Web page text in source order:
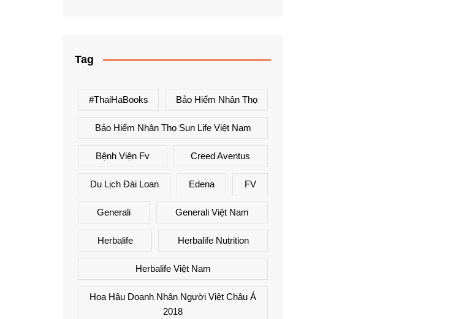
Tag
#ThaiHaBooks Bảo Hiểm Nhân Thọ
Bảo Hiểm Nhân Thọ Sun Life Việt Nam
Bệnh Viện Fv Creed Aventus
Du Lịch Đài Loan Edena FV
Generali Generali Việt Nam
Herbalife Herbalife Nutrition
Herbalife Việt Nam
Hoa Hậu Doanh Nhân Người Việt Châu Á
2018